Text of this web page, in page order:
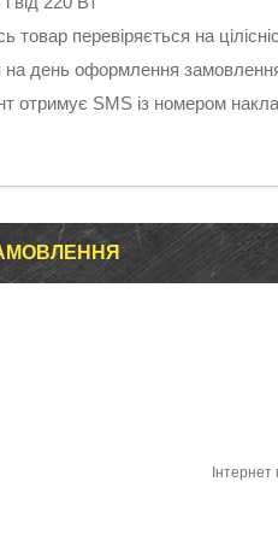
перевіряється на
на день оформлення
отримує SMS із номером